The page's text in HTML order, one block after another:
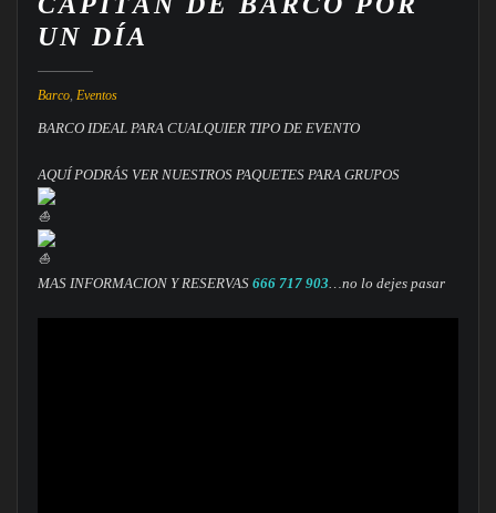
UN DÍA
Barco, Eventos
BARCO IDEAL PARA CUALQUIER TIPO DE EVENTO
AQUÍ PODRÁS VER NUESTROS PAQUETES PARA GRUPOS
MAS INFORMACION Y RESERVAS 666 717 903 …no lo dejes pasar